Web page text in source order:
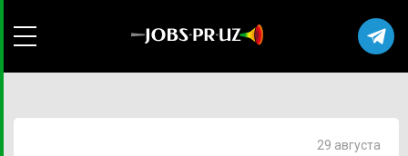
29 августа